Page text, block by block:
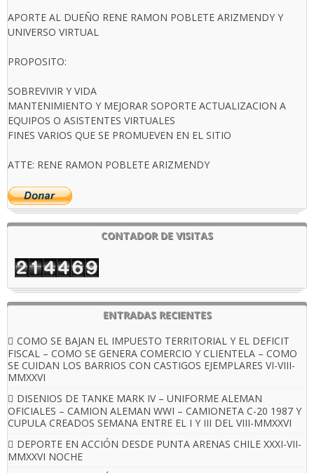
APORTE AL DUEÑO RENE RAMON POBLETE ARIZMENDY Y
UNIVERSO VIRTUAL
PROPOSITO:
SOBREVIVIR Y VIDA
MANTENIMIENTO Y MEJORAR SOPORTE ACTUALIZACION A
EQUIPOS O ASISTENTES VIRTUALES
FINES VARIOS QUE SE PROMUEVEN EN EL SITIO
ATTE: RENE RAMON POBLETE ARIZMENDY
CONTADOR DE VISITAS
ENTRADAS RECIENTES
COMO SE BAJAN EL IMPUESTO TERRITORIAL Y EL DEFICIT
FISCAL – COMO SE GENERA COMERCIO Y CLIENTELA – COMO
SE CUIDAN LOS BARRIOS CON CASTIGOS EJEMPLARES VI-VIII-
MMXXVI
DISENIOS DE TANKE MARK IV – UNIFORME ALEMAN
OFICIALES – CAMION ALEMAN WWI – CAMIONETA C-20 1987 Y
CUPULA CREADOS SEMANA ENTRE EL I Y III DEL VIII-MMXXVI
DEPORTE EN ACCIÓN DESDE PUNTA ARENAS CHILE XXXI-VII-
MMXXVI NOCHE